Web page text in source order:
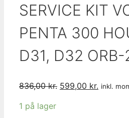
SERVICE KIT
PENTA 300
D31, D32 ORB-
836,00kr. Den
599,00 kr. Den
inkl.
1 på lager